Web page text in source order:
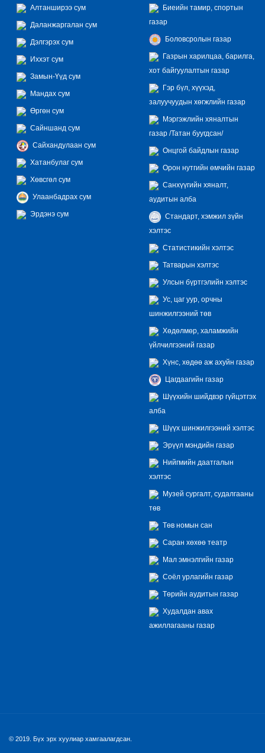
Алтанширээ сум
Даланжаргалан сум
Дэлгэрэх сум
Иххэт сум
Замын-Үүд сум
Мандах сум
Өргөн сум
Сайншанд сум
Сайхандулаан сум
Хатанбулаг сум
Хөвсгөл сум
Улаанбадрах сум
Эрдэнэ сум
Биеийн тамир, спортын
газар
Боловсролын газар
Газрын харилцаа, барилга,
хот байгуулалтын газар
Гэр бүл, хүүхэд,
залуучуудын хөгжлийн газар
Мэргэжлийн хяналтын
газар /Татан буугдсан/
Онцгой байдлын газар
Орон нутгийн өмчийн газар
Санхүүгийн хяналт,
аудитын алба
Стандарт, хэмжил зүйн
хэлтэс
Статистикийн хэлтэс
Татварын хэлтэс
Улсын бүртгэлийн хэлтэс
Ус, цаг уур, орчны
шинжилгээний төв
Хөдөлмөр, халамжийн
үйлчилгээний газар
Хүнс, хөдөө аж ахуйн газар
Цагдаагийн газар
Шүүхийн шийдвэр гүйцэтгэх
алба
Шүүх шинжилгээний хэлтэс
Эрүүл мэндийн газар
Нийгмийн даатгалын
хэлтэс
Музей сургалт, судалгааны
төв
Төв номын сан
Саран хөхөө театр
Мал эмнэлгийн газар
Соёл урлагийн газар
Төрийн аудитын газар
Худалдан авах
ажиллагааны газар
© 2019. Бүх эрх хуулиар хамгаалагдсан.